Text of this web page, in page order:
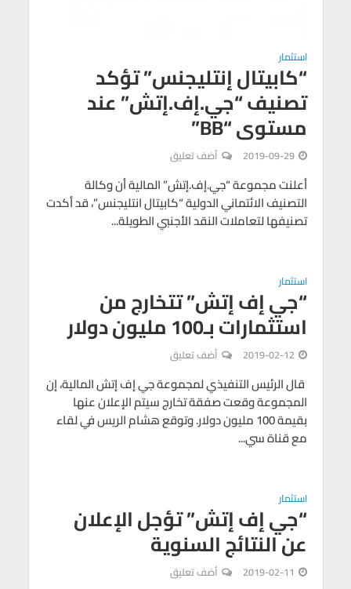
استثمار
“كابيتال إنتليجنس” تؤكد
تصنيف “جي.إف.إتش” عند
مستوى “BB”
2019-09-29 أضف تعليق
أعلنت مجموعة “جي.إف.إتش” المالية أن وكالة
التصنيف الائتماني الدولية “كابيتال انتليجنس”، قد أكدت
تصنيفها لتعاملات النقد الأجنبي الطويلة...
استثمار
“جي إف إتش” تتخارج من
استثمارات بـ100 مليون دولار
2019-02-12 أضف تعليق
قال الرئيس التنفيذي لمجموعة جي إف إتش المالية، إن
المجموعة وقعت صفقة تخارج سيتم الإعلان عنها
بقيمة 100 مليون دولار. وتوقع هشام الريس في لقاء
مع قناة سي...
استثمار
“جي إف إتش” تؤجل الإعلان
عن النتائج السنوية
2019-02-11 أضف تعليق